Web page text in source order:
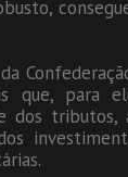
que, para
dos